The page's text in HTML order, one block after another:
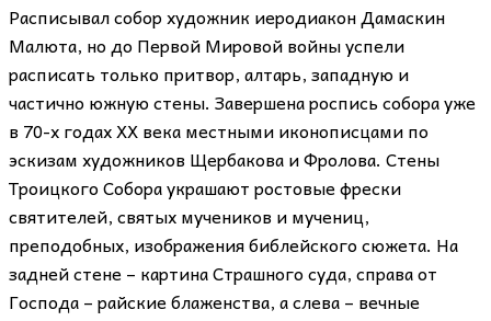
Расписывал собор художник иеродиакон Дамаскин
Малюта, но до Первой Мировой войны успели
расписать только притвор, алтарь, западную и
частично южную стены. Завершена роспись собора уже
в 70-х годах XX века местными иконописцами по
эскизам художников Щербакова и Фролова. Стены
Троицкого Собора украшают ростовые фрески
святителей, святых мучеников и мучениц,
преподобных, изображения библейского сюжета. На
задней стене – картина Страшного суда, справа от
Господа – райские блаженства, а слева – вечные